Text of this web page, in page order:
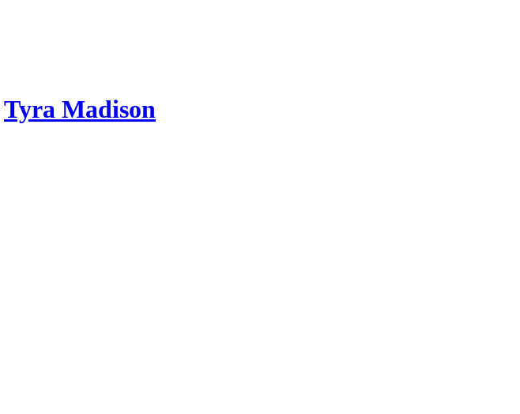
Tyra Madison